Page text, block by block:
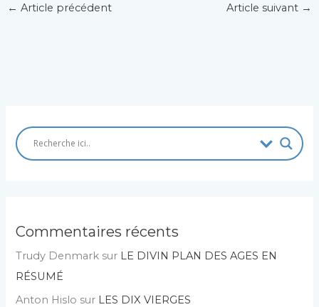
← Article précédent Article suivant →
Commentaires récents
Trudy Denmark sur LE DIVIN PLAN DES AGES EN
RÉSUMÉ
Anton Hislo sur LES DIX VIERGES